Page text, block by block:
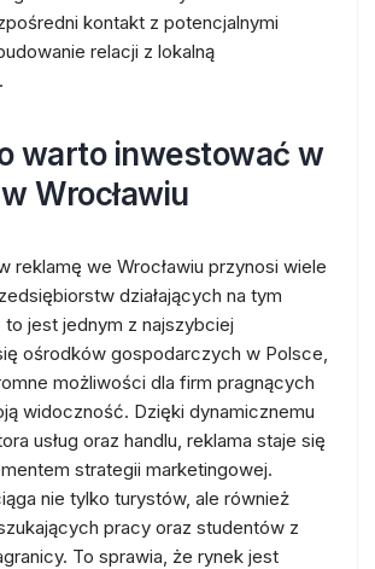
kontakt z potencjalnymi
relacji z lokalną
warto inwestować w
Wrocławiu
reklamę we Wrocławiu przynosi wiele
działających na tym
jest jednym z najszybciej
ośrodków gospodarczych w Polsce,
możliwości dla firm pragnących
widoczność. Dzięki dynamicznemu
usług oraz handlu, reklama staje się
strategii marketingowej.
nie tylko turystów, ale również
pracy oraz studentów z
To sprawia, że rynek jest